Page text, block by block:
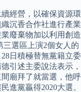
經營，以確保資源環
沉香合作社進行產業
廢棄物加以利用創造
三選區上演2個女人的
日積極替無黨籍立委
引述主委說法表示，
廟拜了就當選，他呼
進黨贏得2020大選。